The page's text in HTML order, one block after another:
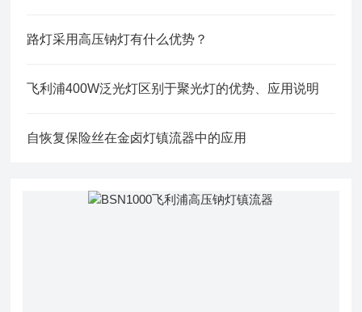
路灯采用高压钠灯有什么优势？
飞利浦400W泛光灯区别于聚光灯的优势、应用说明
自恢复保险丝在金卤灯镇流器中的应用